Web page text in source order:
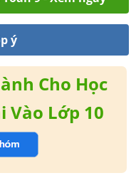
ý
Cho Học
Vào Lớp 10